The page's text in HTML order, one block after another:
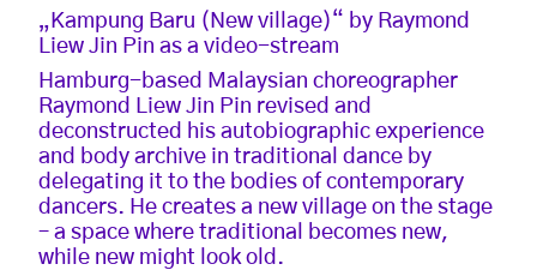
„Kampung Baru (New village)“ by Raymond
Liew Jin Pin as a video-stream
Hamburg-based Malaysian choreographer
Raymond Liew Jin Pin revised and
deconstructed his autobiographic experience
and body archive in traditional dance by
delegating it to the bodies of contemporary
dancers. He creates a new village on the stage
– a space where traditional becomes new,
while new might look old.